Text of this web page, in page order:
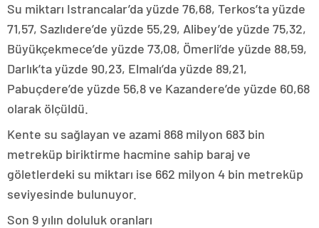
Su miktarı Istrancalar’da yüzde 76,68, Terkos’ta yüzde
71,57, Sazlıdere’de yüzde 55,29, Alibey’de yüzde 75,32,
Büyükçekmece’de yüzde 73,08, Ömerli’de yüzde 88,59,
Darlık’ta yüzde 90,23, Elmalı’da yüzde 89,21,
Pabuçdere’de yüzde 56,8 ve Kazandere’de yüzde 60,68
olarak ölçüldü.
Kente su sağlayan ve azami 868 milyon 683 bin
metreküp biriktirme hacmine sahip baraj ve
göletlerdeki su miktarı ise 662 milyon 4 bin metreküp
seviyesinde bulunuyor.
Son 9 yılın doluluk oranları